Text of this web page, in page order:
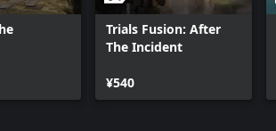
Trials Fusion: After
The Incident
¥540